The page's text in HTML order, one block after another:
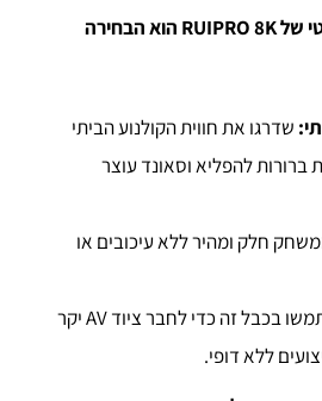
שלRUIPRO 8K הוא הבחירה
שדרגו את חווית הקולנוע הביתי
ברורות להפליא וסאונד עוצר
חלק ומהיר ללא עיכובים או
השתמשו בכבל זה כדי לחבר ציוד AV יקר
ללא דופי.